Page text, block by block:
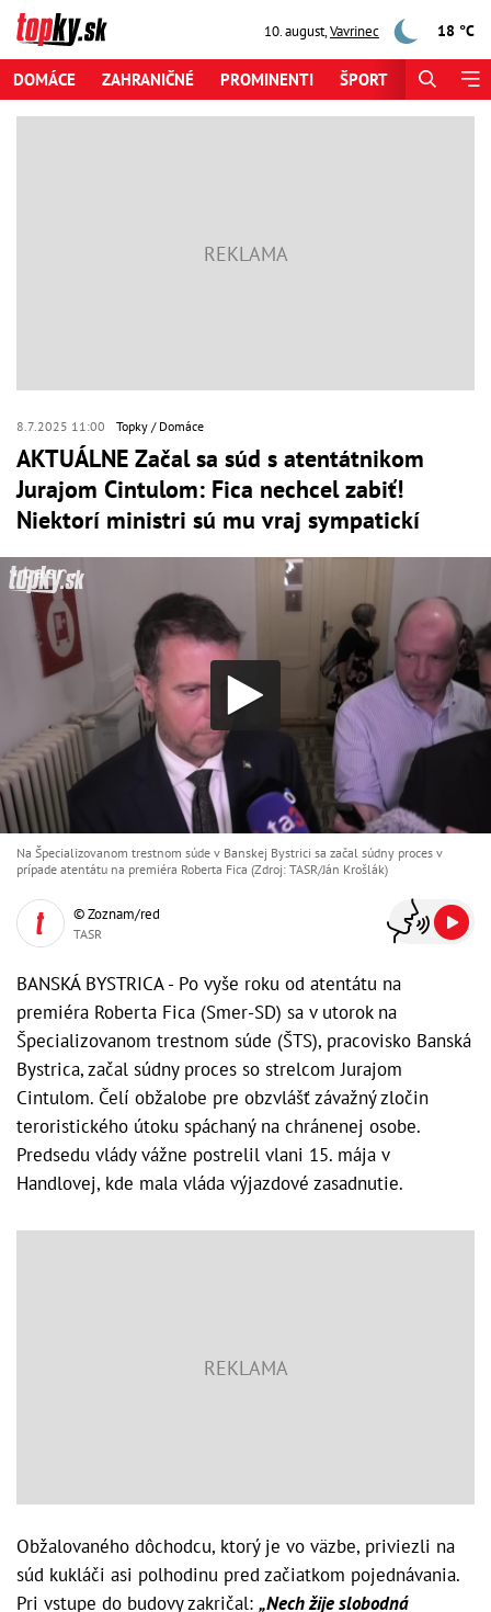
10. august,Vavrinec 18 °C
DOMÁCE ZAHRANIČNÉ PROMINENTI ŠPORT
8.7.2025 11:00 Topky Domáce
AKTUÁLNE Začal sa súd s atentátnikom
Jurajom Cintulom: Fica nechcel zabiť!
Niektorí ministri sú mu vraj sympatickí
Na Špecializovanom trestnom súde v Banskej Bystrici sa začal súdny proces v
prípade atentátu na premiéra Roberta Fica (Zdroj: TASR/Ján Krošlák)
© Zoznam/red
TASR
BANSKÁ BYSTRICA - Po vyše roku od atentátu na
premiéra Roberta Fica (Smer-SD) sa v utorok na
Špecializovanom trestnom súde (ŠTS), pracovisko Banská
Bystrica, začal súdny proces so strelcom Jurajom
Cintulom. Čelí obžalobe pre obzvlášť závažný zločin
teroristického útoku spáchaný na chránenej osobe.
Predsedu vlády vážne postrelil vlani 15. mája v
Handlovej, kde mala vláda výjazdové zasadnutie.
Obžalovaného dôchodcu, ktorý je vo väzbe, priviezli na
súd kukláči asi polhodinu pred začiatkom pojednávania.
Pri vstupe do budovy zakričal: „Nech žije slobodná